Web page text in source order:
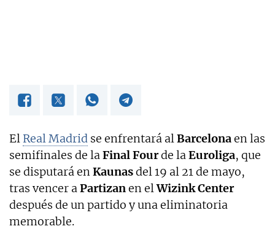
El Real Madrid se enfrentará alBarcelonaen las
semifinales de laFinal Fourde laEuroliga, que
se disputará enKaunasdel 19 al 21 de mayo,
tras vencer aPartizanen elWizink Center
después de un partido y una eliminatoria
memorable.